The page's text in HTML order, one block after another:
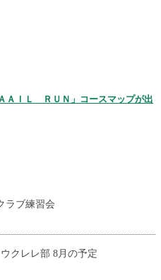
ＡＩＬ ＲＵＮ」コースマップが出
ラブ練習会
クレレ部 8月の予定